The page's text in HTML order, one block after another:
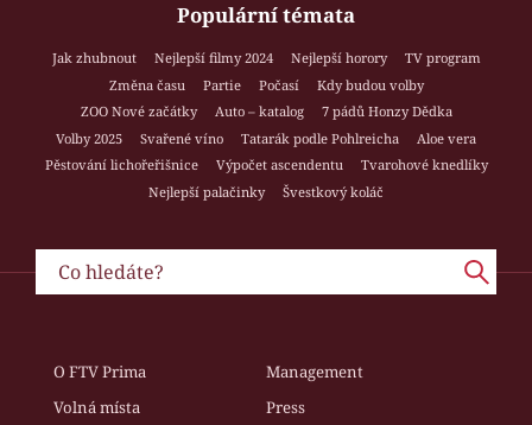
Populární témata
Jak zhubnout Nejlepší filmy 2024 Nejlepší horory
TV program
Změna času
Partie Počasí
Kdy budou volby
ZOO Nové začátky
Auto – katalog
7 pádů Honzy Dědka
Volby 2025
Svařené víno Tatarák podle Pohlreicha
Aloe vera
Pěstování lichořeřišnice
Výpočet ascendentu
Tvarohové knedlíky
Nejlepší palačinky
Švestkový koláč
O FTV Prima
Management
Volná místa
Press